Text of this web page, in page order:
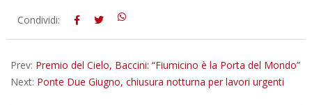
2026-
07-
Condividi:
Prev: Premio del Cielo, Baccini: “Fiumicino è la Porta del Mondo”
Next: Ponte Due Giugno, chiusura notturna per lavori urgenti